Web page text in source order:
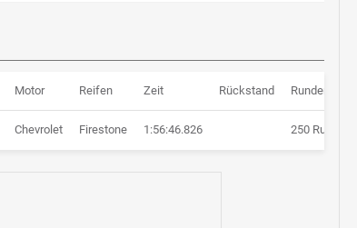
Motor Reifen Zeit Rückstand Runden
Chevrolet Firestone 1:56:46.826 250 Runden